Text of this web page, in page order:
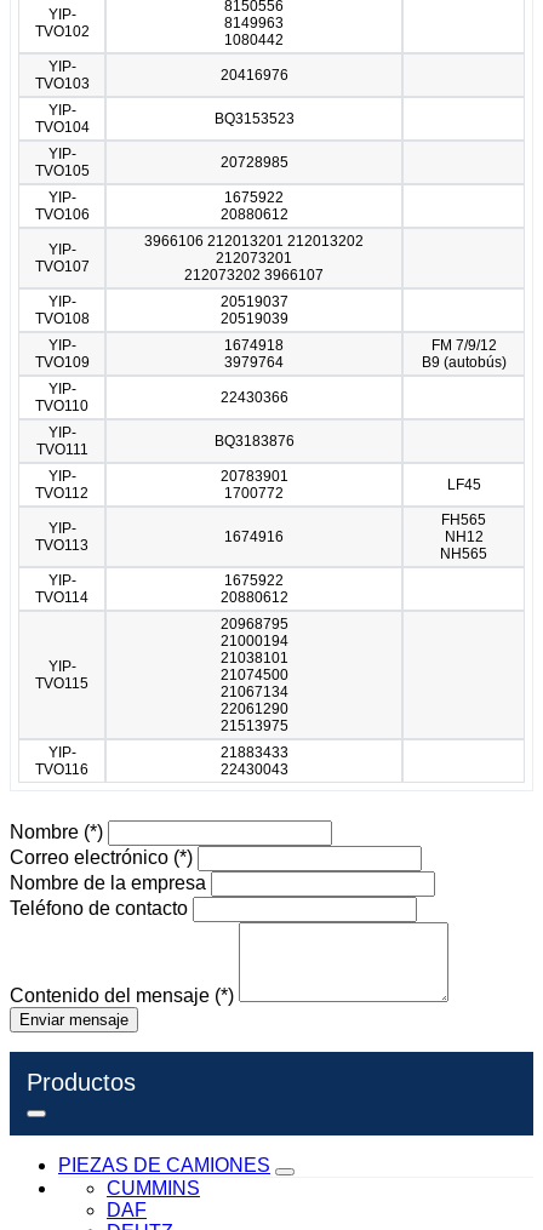
YIP-
TVO102
8150556
8149963
1080442
YIP-
TVO103
20416976
YIP-
TVO104
BQ3153523
YIP-
TVO105
20728985
YIP-
TVO106
1675922
20880612
YIP-
TVO107
3966106 212013201 212013202
212073201
212073202 3966107
YIP-
TVO108
20519037
20519039
YIP-
TVO109
1674918
3979764
FM 7/9/12
B9 (autobús)
YIP-
TVO110
22430366
YIP-
TVO111
BQ3183876
YIP-
TVO112
20783901
1700772
LF45
YIP-
TVO113
1674916
FH565
NH12
NH565
YIP-
TVO114
1675922
20880612
YIP-
TVO115
20968795
21000194
21038101
21074500
21067134
22061290
21513975
YIP-
TVO116
21883433
22430043
Nombre (*)
Correo electrónico (*)
Nombre de la empresa
Teléfono de contacto
Contenido del mensaje (*)
Enviar mensaje
Productos
PIEZAS DE CAMIONES
CUMMINS
DAF